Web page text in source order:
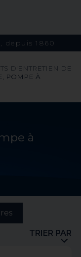
depuis 1860
D'ENTRETIEN DE
POMPE À
à
TRIER PAR